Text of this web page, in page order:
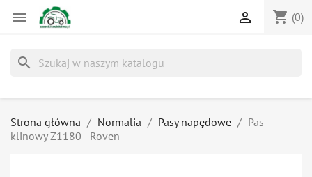
 shopping_cart (0)

search
Strona główna Normalia Pasy napędowe
Pas
klinowy Z1180 - Roven